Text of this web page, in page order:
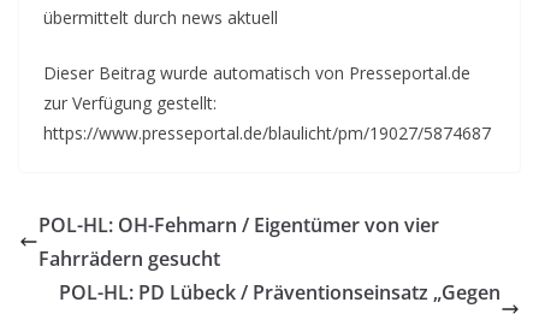
übermittelt durch news aktuell
Dieser Beitrag wurde automatisch von Presseportal.de
zur Verfügung gestellt:
https://www.presseportal.de/blaulicht/pm/19027/5874687
POL-HL: OH-Fehmarn / Eigentümer von vier
Fahrrädern gesucht
POL-HL: PD Lübeck / Präventionseinsatz „Gegen